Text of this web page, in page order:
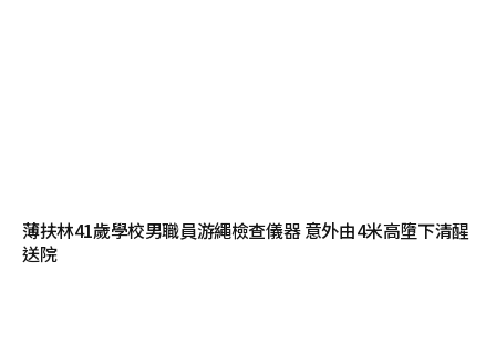
薄扶林41歲學校男職員游繩檢查儀器 意外由4米高墮下清醒
送院